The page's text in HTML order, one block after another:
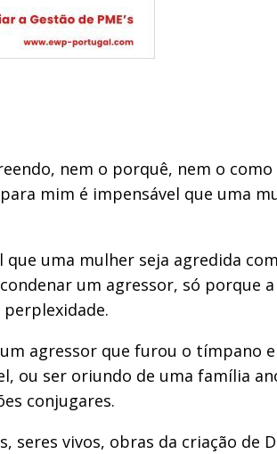
nem o porquê, nem o como
mim é impensável que uma
uma mulher seja agredida com
um agressor, só porque a
agressor que furou o tímpano e
ou ser oriundo de uma família
conjugares.
seres vivos, obras da criação de